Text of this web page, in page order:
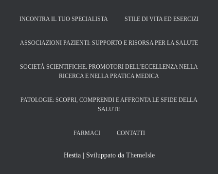
INCONTRA IL TUO SPECIALISTA STILE DI VITA ED ESERCIZI
ASSOCIAZIONI PAZIENTI: SUPPORTO E RISORSA PER LA SALUTE
SOCIETÀ SCIENTIFICHE: PROMOTORI DELL’ECCELLENZA NELLA
RICERCA E NELLA PRATICA MEDICA
PATOLOGIE: SCOPRI, COMPRENDI E AFFRONTA LE SFIDE DELLA
SALUTE
FARMACI CONTATTI
Hestia | Sviluppato da ThemeIsle